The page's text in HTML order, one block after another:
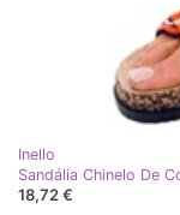
Inello
Sandália Chinelo De
18,72 €